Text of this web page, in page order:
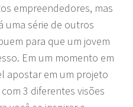
empreendedores, mas
uma série de outros
para que um jovem
Em um momento em
apostar em um projeto
3 diferentes visões